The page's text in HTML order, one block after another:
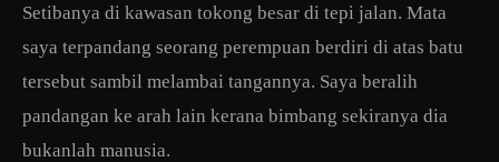
Setibanya di kawasan tokong besar di tepi jalan. Mata
saya terpandang seorang perempuan berdiri di atas batu
tersebut sambil melambai tangannya. Saya beralih
pandangan ke arah lain kerana bimbang sekiranya dia
bukanlah manusia.